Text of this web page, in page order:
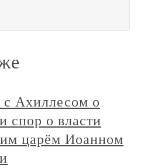
Ахиллесом о
спор о власти
царём Иоанном